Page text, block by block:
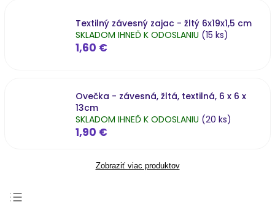
Textilný závesný zajac - žltý 6x19x1,5 cm
SKLADOM IHNEĎ K ODOSLANIU (15 ks)
1,60 €
Ovečka - závesná, žltá, textilná, 6 x 6 x
13cm
SKLADOM IHNEĎ K ODOSLANIU (20 ks)
1,90 €
Zobraziť viac produktov